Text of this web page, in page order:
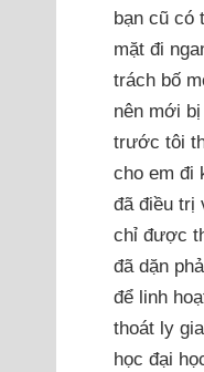
bạn cũ có
mặt đi
trách bố
nên mới
trước tôi
cho em đi
đã điều trị
chỉ được
đã dặn
để linh
thoát ly
học đại